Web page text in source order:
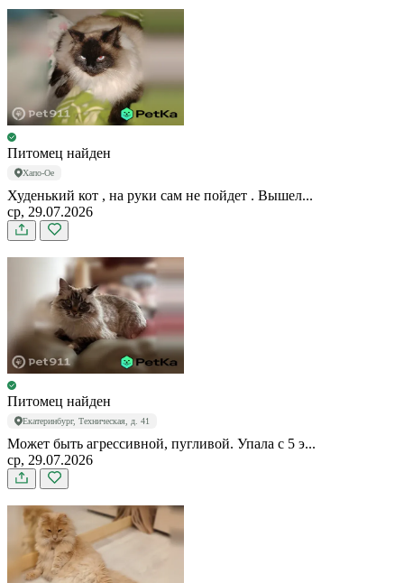
Питомец найден
Хапо-Ое
Худенький кот , на руки сам не пойдет . Вышел...
ср, 29.07.2026
Питомец найден
Екатеринбург, Техническая, д. 41
Может быть агрессивной, пугливой. Упала с 5 э...
ср, 29.07.2026